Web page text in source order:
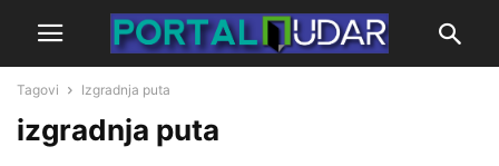
Tagovi Izgradnja puta
izgradnja puta